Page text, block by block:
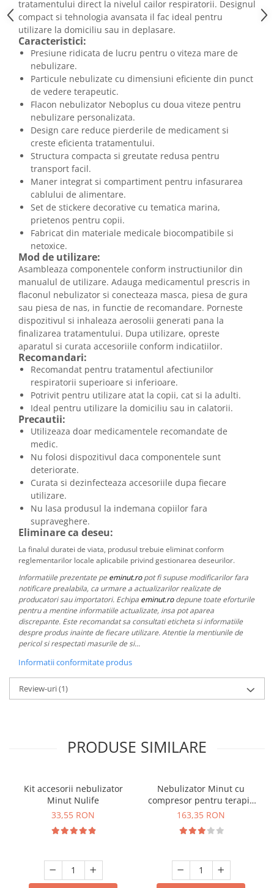
tratamentului direct la nivelul cailor respiratorii. Designul
compact si tehnologia avansata il fac ideal pentru
utilizare la domiciliu sau in deplasare.
Caracteristici:
Presiune ridicata de lucru pentru o viteza mare de
nebulizare.
Particule nebulizate cu dimensiuni eficiente din punct
de vedere terapeutic.
Flacon nebulizator Neboplus cu doua viteze pentru
nebulizare personalizata.
Design care reduce pierderile de medicament si
creste eficienta tratamentului.
Structura compacta si greutate redusa pentru
transport facil.
Maner integrat si compartiment pentru infasurarea
cablului de alimentare.
Set de stickere decorative cu tematica marina,
prietenos pentru copii.
Fabricat din materiale medicale biocompatibile si
netoxice.
Mod de utilizare:
Asambleaza componentele conform instructiunilor din
manualul de utilizare. Adauga medicamentul prescris in
flaconul nebulizator si conecteaza masca, piesa de gura
sau piesa de nas, in functie de recomandare. Porneste
dispozitivul si inhaleaza aerosolii generati pana la
finalizarea tratamentului. Dupa utilizare, opreste
aparatul si curata accesoriile conform indicatiilor.
Recomandari:
Recomandat pentru tratamentul afectiunilor
respiratorii superioare si inferioare.
Potrivit pentru utilizare atat la copii, cat si la adulti.
Ideal pentru utilizare la domiciliu sau in calatorii.
Precautii:
Utilizeaza doar medicamentele recomandate de
medic.
Nu folosi dispozitivul daca componentele sunt
deteriorate.
Curata si dezinfecteaza accesoriile dupa fiecare
utilizare.
Nu lasa produsul la indemana copiilor fara
supraveghere.
Eliminare ca deseu:
La finalul duratei de viata, produsul trebuie eliminat conform
reglementarilor locale aplicabile privind gestionarea deseurilor.
Informatiile prezentate pe eminut.ropot fi supuse modificarilor fara
notificare prealabila, ca urmare a actualizarilor realizate de
producatori sau importatori. Echipa eminut.rodepune toate eforturile
pentru a mentine informatiile actualizate, insa pot aparea
discrepante. Este recomandat sa consultati eticheta si informatiile
despre produs inainte de fiecare utilizare. Atentie la mentiunile de
pericol si respectati masurile de si...
Informatii conformitate produs
Review-uri(1)
PRODUSE SIMILARE
Kit accesorii nebulizator
Minut Nulife
33,55 RON
Nebulizator Minut cu
compresor pentru terapie
cu aerosoli
163,35 RON